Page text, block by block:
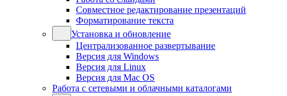
Совместное редактирование презентаций
Форматирование текста
Установка и обновление
Централизованное развертывание
Версия для Windows
Версия для Linux
Версия для Mac OS
Работа с сетевыми и облачными каталогами